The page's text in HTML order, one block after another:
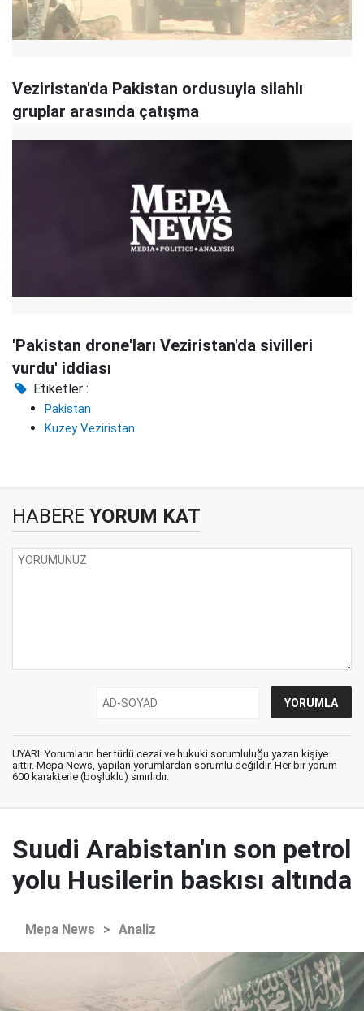
Veziristan'da Pakistan ordusuyla silahlı
gruplar arasında çatışma
'Pakistan drone'ları Veziristan'da sivilleri
vurdu' iddiası
Etiketler :
Pakistan
Kuzey Veziristan
HABERE YORUM KAT
UYARI: Yorumların her türlü cezai ve hukuki sorumluluğu yazan kişiye
aittir. Mepa News, yapılan yorumlardan sorumlu değildir. Her bir yorum
600 karakterle (boşluklu) sınırlıdır.
Suudi Arabistan'ın son petrol
yolu Husilerin baskısı altında
Mepa News > Analiz